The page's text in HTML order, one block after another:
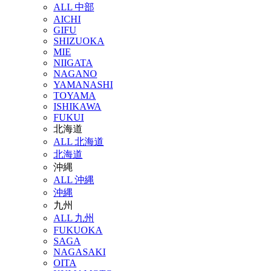
ALL 中部
AICHI
GIFU
SHIZUOKA
MIE
NIIGATA
NAGANO
YAMANASHI
TOYAMA
ISHIKAWA
FUKUI
北海道
ALL 北海道
北海道
沖縄
ALL 沖縄
沖縄
九州
ALL 九州
FUKUOKA
SAGA
NAGASAKI
OITA